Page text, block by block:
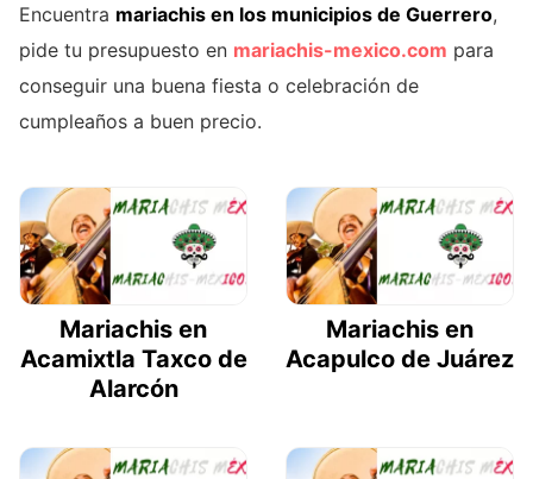
Encuentra mariachis en los municipios de Guerrero,
pide tu presupuesto en mariachis-mexico.com para
conseguir una buena fiesta o celebración de
cumpleaños a buen precio.
Mariachis en
Acamixtla Taxco de
Alarcón
Mariachis en
Acapulco de Juárez